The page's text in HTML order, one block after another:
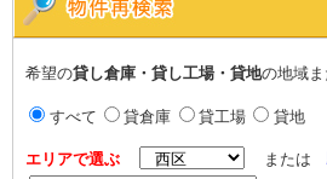
希望の貸し倉庫・貸し工場・貸地の地域ま
すべて 貸倉庫 貸工場 貸地
エリアで選ぶ または